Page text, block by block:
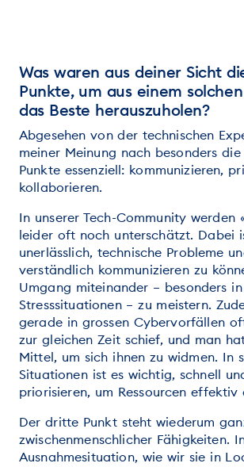
Was waren aus deiner Sicht
Punkte, um aus einem
das Beste herauszuholen?
Abgesehen von der technischen
meiner Meinung nach besonders
Punkte essenziell: kommunizieren,
kollaborieren.
In unserer Tech-Community werden
leider oft noch unterschätzt. Dabei
unerlässlich, technische Probleme
verständlich kommunizieren zu
Umgang miteinander – besonders in
Stresssituationen – zu meistern.
gerade in grossen Cybervorfällen
zur gleichen Zeit schief, und man
Mittel, um sich ihnen zu widmen. In
Situationen ist es wichtig, schnell
priorisieren, um Ressourcen effektiv
Der dritte Punkt steht wiederum
zwischenmenschlicher Fähigkeiten.
Ausnahmesituation, wie wir sie in